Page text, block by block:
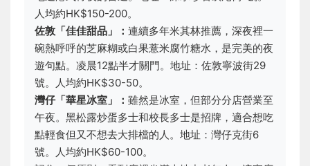
人均約HK$150-200。
佐敦「佳佳甜品」： 連續多年米其林推薦，深夜裡一
碗熱呼呼的芝麻糊或白果薏米腐竹糖水，是完美的夜
遊句點。凌晨12點半才關門。地址：佐敦寧波街29
號。人均約HK$30-50。
灣仔「華星冰室」： 雖然是冰室，但部分分店營業至
午夜。黑松露炒蛋多士和校長多士是招牌，適合想吃
點輕食但又不想去大排檔的人。地址：灣仔克街6
號。人均約HK$60-100。